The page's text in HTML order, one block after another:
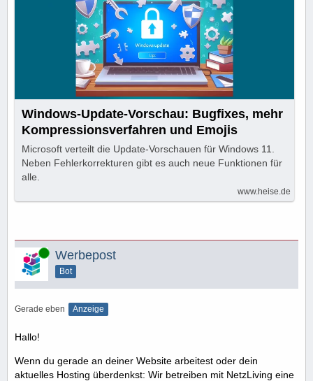
Windows-Update-Vorschau: Bugfixes, mehr
Kompressionsverfahren und Emojis
Microsoft verteilt die Update-Vorschauen für Windows 11.
Neben Fehlerkorrekturen gibt es auch neue Funktionen für
alle.
www.heise.de
Online Werbepost
Bot
Gerade eben Anzeige
Hallo!
Wenn du gerade an deiner Website arbeitest oder dein
aktuelles Hosting überdenkst: Wir betreiben mit NetzLiving eine